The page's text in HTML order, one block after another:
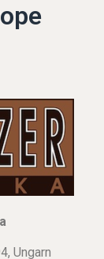
Ungarn